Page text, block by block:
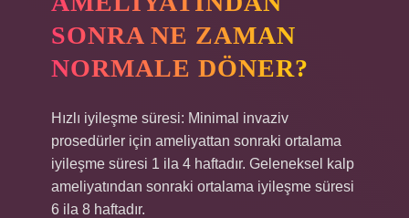
SONRA NE ZAMAN
NORMALE DÖNER?
Hızlı iyileşme süresi: Minimal invaziv
prosedürler için ameliyattan sonraki ortalama
iyileşme süresi 1 ila 4 haftadır. Geleneksel kalp
ameliyatından sonraki ortalama iyileşme süresi
6 ila 8 haftadır.